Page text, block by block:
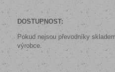
DOSTUPNOST:
Pokud nejsou převodníky
výrobce.